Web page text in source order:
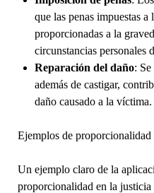
que las penas impuestas a
proporcionadas a la
circunstancias personales
Reparación del daño: Se
además de castigar,
daño causado a la víctima.
Ejemplos de proporcionalidad
Un ejemplo claro de la
proporcionalidad en la justicia